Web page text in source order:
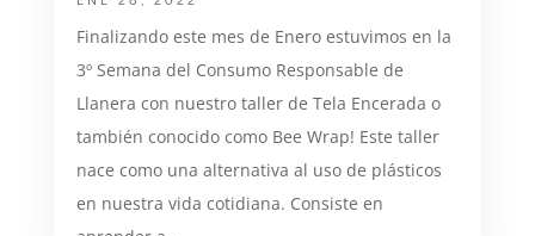
Finalizando este mes de Enero estuvimos en la
3º Semana del Consumo Responsable de
Llanera con nuestro taller de Tela Encerada o
también conocido como Bee Wrap! Este taller
nace como una alternativa al uso de plásticos
en nuestra vida cotidiana. Consiste en